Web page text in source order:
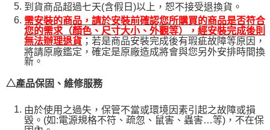
到貨商品超過七天(含假日)以上，恕不接受退換貨。
需安裝的商品，請於安裝前確認您所購買的商品是否符合
您的需求（顏色、尺寸大小、外觀等），經安裝完成後則
無法辦理退貨 ；若是商品安裝完成後有瑕疵故障等原因，
將請原廠鑑定，確定是原廠造成將會與您另外安排時間換
新。
△產品保固、維修服務
由於使用之過失，保管不當或環境因素引起之故障或損
毀。(如:電源規格不符、疏忽、鼠害、蟲害…等)，不在保